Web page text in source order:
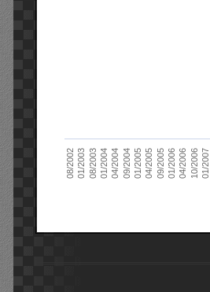
08/200201/200308/200301/200404/200409/200401/200504/200509/200501/200604/200610/200601/2007